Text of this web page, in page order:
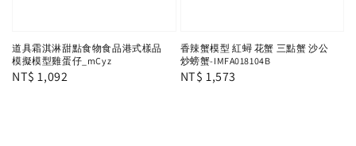
道具霜淇淋甜點食物食品港式樣品
模擬模型雞蛋仔_mCyz
Regular
NT$ 1,092
香辣蟹模型 紅蟳 花蟹 三點蟹 沙公
炒螃蟹-IMFA018104B
Regular
NT$ 1,573